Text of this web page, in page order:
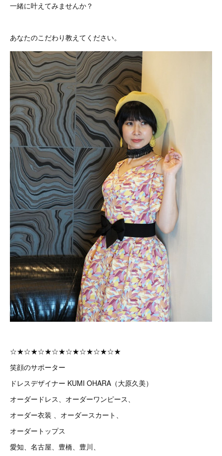
一緒に叶えてみませんか？
あなたのこだわり教えてください。
☆★☆★☆★☆★☆★☆★☆★☆★
笑顔のサポーター
ドレスデザイナー KUMI OHARA（大原久美）
オーダードレス、オーダーワンピース、
オーダー衣装 、オーダースカート、
オーダートップス
愛知、名古屋、豊橋、豊川、